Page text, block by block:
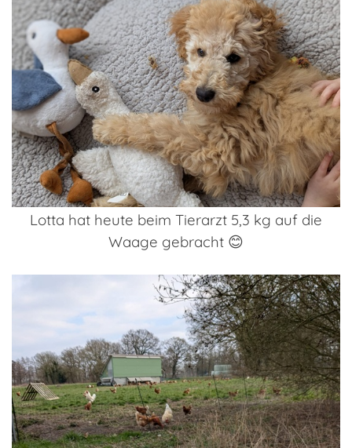
Lotta hat heute beim Tierarzt 5,3 kg auf die
Waage gebracht 😊